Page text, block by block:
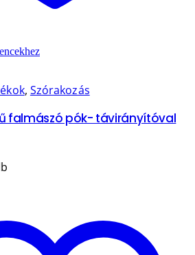
, Szórakozás
falmászó pók- távirányítóval